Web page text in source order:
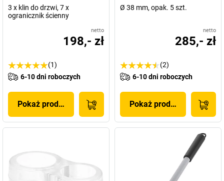
3 x klin do drzwi, 7 x
ogranicznik ścienny
netto
198,- zł
(1)
6-10 dni roboczych
Pokaż produkt
Ø 38 mm, opak. 5 szt.
netto
285,- zł
(2)
6-10 dni roboczych
Pokaż produkt